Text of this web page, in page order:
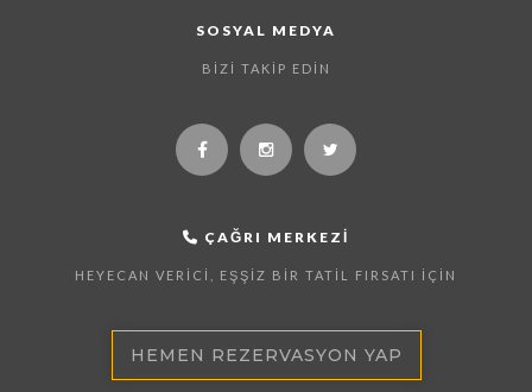
SOSYAL MEDYA
BIZI TAKIP EDIN
ÇAĞRI MERKEZI
HEYECAN VERICI, EŞŞIZ BIR TATIL FIRSATI İÇIN
HEMEN REZERVASYON YAP